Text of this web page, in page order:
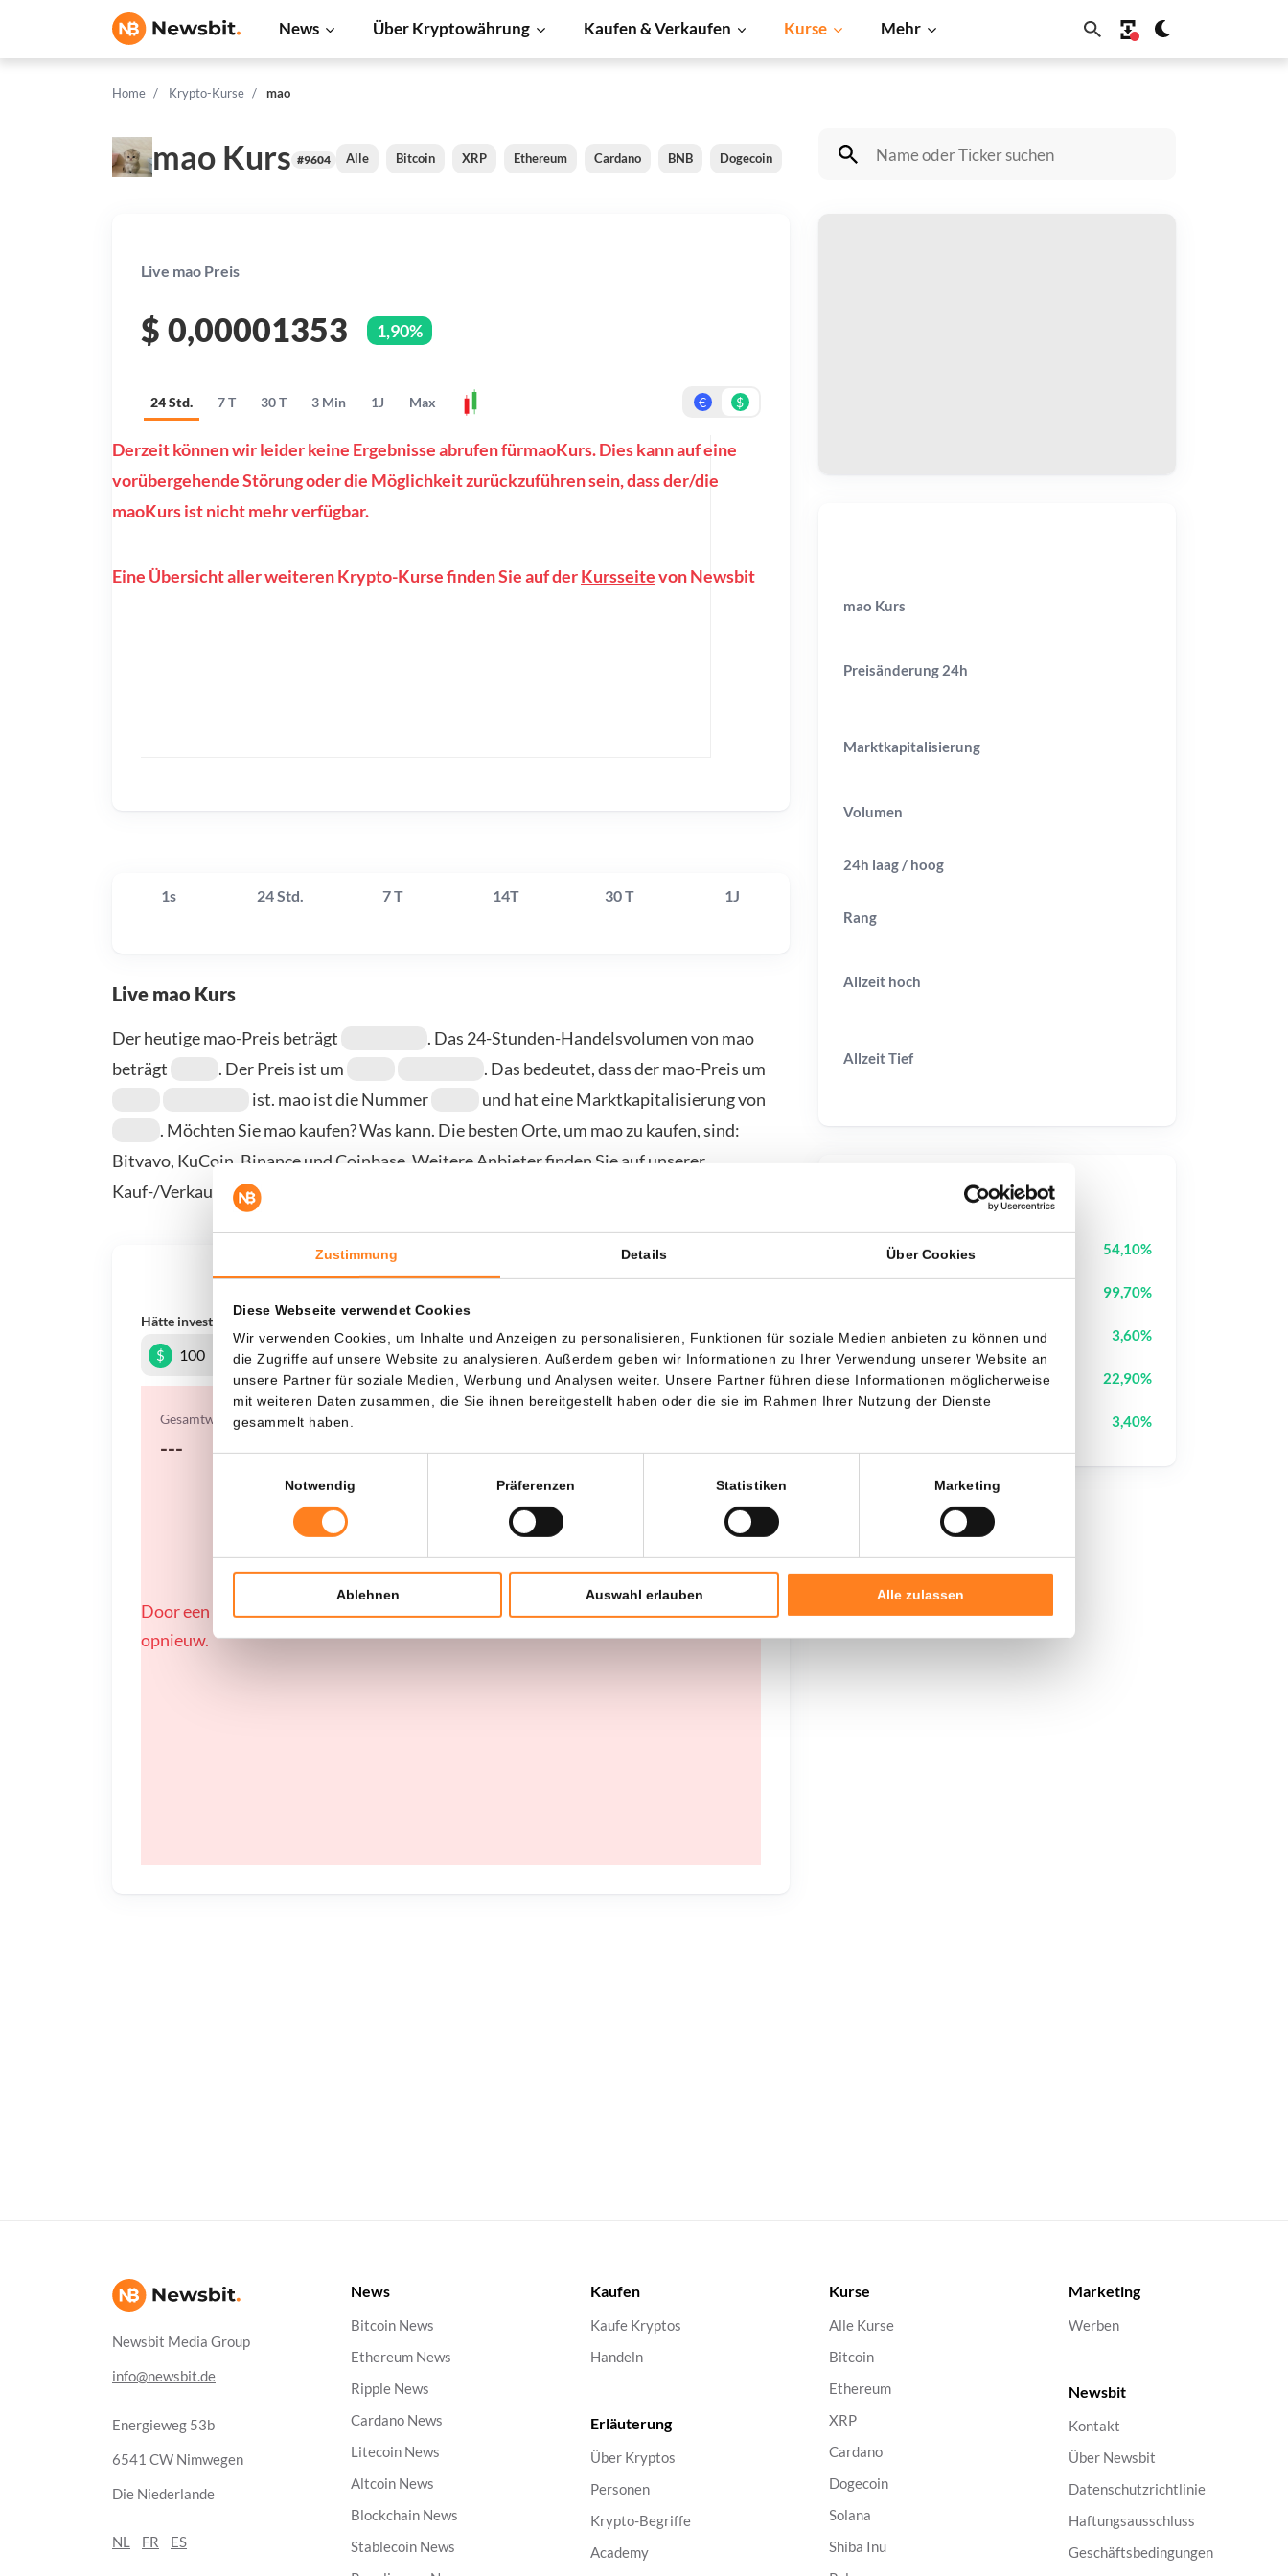
Zustimmung Details Über Cookies
Diese Webseite verwendet Cookies
Wir verwenden Cookies, um Inhalte und Anzeigen zu personalisieren, Funktionen für soziale Medien anbieten zu können und
die Zugriffe auf unsere Website zu analysieren. Außerdem geben wir Informationen zu Ihrer Verwendung unserer Website an
unsere Partner für soziale Medien, Werbung und Analysen weiter. Unsere Partner führen diese Informationen möglicherweise
mit weiteren Daten zusammen, die Sie ihnen bereitgestellt haben oder die sie im Rahmen Ihrer Nutzung der Dienste
gesammelt haben.
Notwendig
Präferenzen Statistiken Marketing
Ablehnen Auswahl erlauben Alle zulassen
News Über Kryptowährung Kaufen & Verkaufen Kurse Mehr
Home Krypto-Kurse mao
mao Kurs #9604 Alle Bitcoin XRP Ethereum Cardano BNB Dogecoin Litecoin Shiba Inu Solana
Live mao Preis
$ 0,00001353 1,90%
24 Std. 7 T 30 T 3 Min 1J Max € $
Derzeit können wir leider keine Ergebnisse abrufen fürmaoKurs. Dies kann auf eine
vorübergehende Störung oder die Möglichkeit zurückzuführen sein, dass der/die
maoKurs ist nicht mehr verfügbar.
Eine Übersicht aller weiteren Krypto-Kurse finden Sie auf derKursseitevon Newsbit
1s 24 Std. 7 T 14T 30 T 1J
Live mao Kurs
Der heutige mao-Preis beträgt
. Das 24-Stunden-Handelsvolumen von mao
beträgt
. Der Preis ist um
. Das bedeutet, dass der mao-Preis um
ist. mao ist die Nummer
und hat eine Marktkapitalisierung von
. Möchten Sie mao kaufen? Was kann. Die besten Orte, um mao zu kaufen, sind:
Bitvavo, KuCoin, Binance und Coinbase. Weitere Anbieter finden Sie auf unserer
Kauf-/Verkaufsseite.
Was, wenn ich...?
Hätte investiert
$
Gesamtwert
---
Door een fout konden er geen gegevens worden opgehaald, probeer het later
opnieuw.
mao Kurs
Preisänderung 24h
Marktkapitalisierung
Volumen
24h laag / hoog
Rang
Allzeit hoch
AllzeitTief
StonkBroker STONKBROKER 54,10%
99,70%
Solana SOL 3,60%
Fusionist ACE 22,90%
3,40%
Newsbit Media Group
info@newsbit.de
Energieweg 53b
6541 CW Nimwegen
Die Niederlande
NL FR ES
News
Bitcoin News
Ethereum News
Ripple News
Cardano News
Litecoin News
Altcoin News
Blockchain News
Stablecoin News
Kaufen
Kaufe Kryptos
Handeln
Erläuterung
Über Kryptos
Personen
Krypto-Begriffe
Academy
Kurse
Alle Kurse
Bitcoin
Ethereum
XRP
Cardano
Dogecoin
Solana
Shiba Inu
Marketing
Werben
Newsbit
Kontakt
Über Newsbit
Datenschutzrichtlinie
Haftungsausschluss
Geschäftsbedingungen